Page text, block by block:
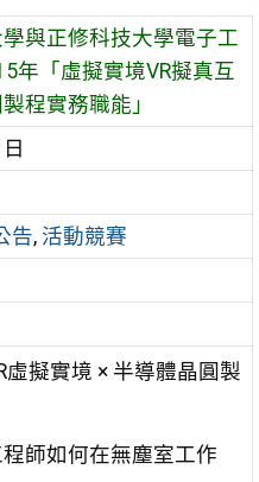
與正修科技大學電子工
年「虛擬實境VR擬真互
程實務職能」
告, 活動競賽
虛擬實境 × 半導體晶圓製
師如何在無塵室工作